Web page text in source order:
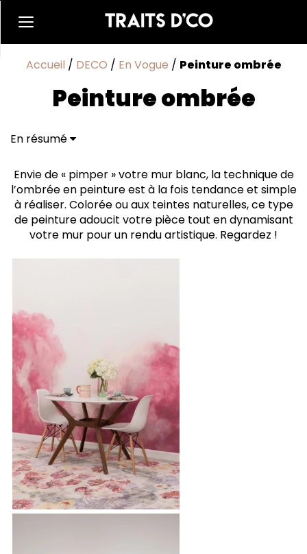
Accueil / DECO / En Vogue / Peinture ombrée
Peinture ombrée
En résumé
Envie de « pimper » votre mur blanc, la technique de
l’ombrée en peinture est à la fois tendance et simple
à réaliser. Colorée ou aux teintes naturelles, ce type
de peinture adoucit votre pièce tout en dynamisant
votre mur pour un rendu artistique. Regardez !